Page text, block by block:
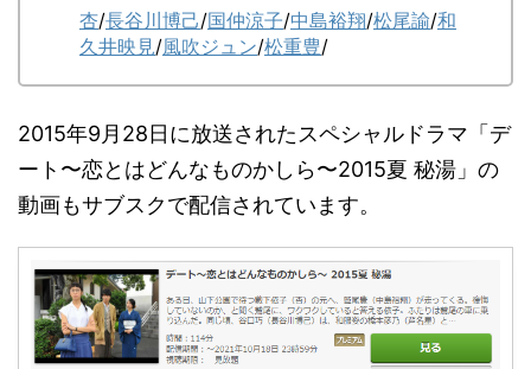
杏/長谷川博己/国仲涼子/中島裕翔/松尾諭/和
久井映見/風吹ジュン/松重豊/
2015年9月28日に放送されたスペシャルドラマ「デ
ート〜恋とはどんなものかしら〜2015夏 秘湯」の
動画もサブスクで配信されています。